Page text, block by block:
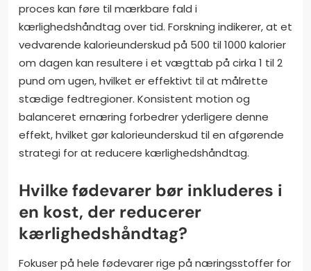
proces kan føre til mærkbare fald i
kærlighedshåndtag over tid. Forskning indikerer, at et
vedvarende kalorieunderskud på 500 til 1000 kalorier
om dagen kan resultere i et vægttab på cirka 1 til 2
pund om ugen, hvilket er effektivt til at målrette
stædige fedtregioner. Konsistent motion og
balanceret ernæring forbedrer yderligere denne
effekt, hvilket gør kalorieunderskud til en afgørende
strategi for at reducere kærlighedshåndtag.
Hvilke fødevarer bør inkluderes i
en kost, der reducerer
kærlighedshåndtag?
Fokuser på hele fødevarer rige på næringsstoffer for